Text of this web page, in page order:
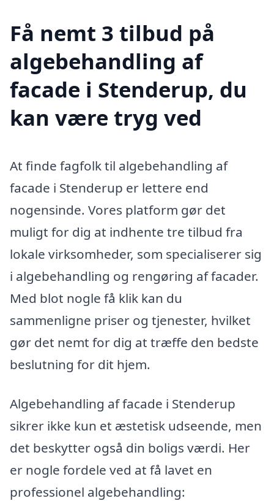
Få nemt 3 tilbud på
algebehandling af
facade i Stenderup, du
kan være tryg ved
At finde fagfolk til algebehandling af
facade i Stenderup er lettere end
nogensinde. Vores platform gør det
muligt for dig at indhente tre tilbud fra
lokale virksomheder, som specialiserer sig
i algebehandling og rengøring af facader.
Med blot nogle få klik kan du
sammenligne priser og tjenester, hvilket
gør det nemt for dig at træffe den bedste
beslutning for dit hjem.
Algebehandling af facade i Stenderup
sikrer ikke kun et æstetisk udseende, men
det beskytter også din boligs værdi. Her
er nogle fordele ved at få lavet en
professionel algebehandling: